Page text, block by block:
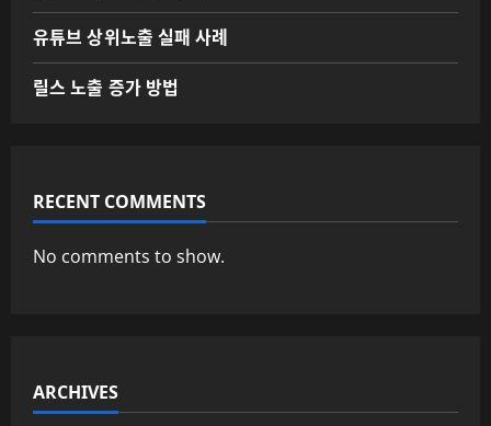
유튜브 상위노출 실패 사례
릴스 노출 증가 방법
RECENT COMMENTS
No comments to show.
ARCHIVES